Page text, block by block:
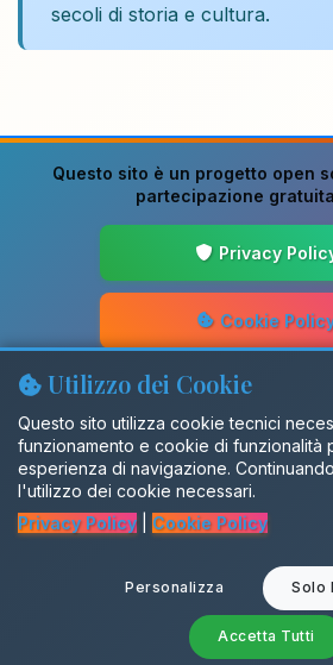
Adesso un utente sta visitando🗣️
Cozza mascialora...
secoli di storia e cultura.
Questo sito è un progetto open
partecipazione
Privacy
Cookie
Guida alla
Gruppo
SalentiX
© 2026 Dialettando. Tutti i
Utilizzo dei Cookie
Questo sito utilizza cookie tecnici
funzionamento e cookie di funzionalità
esperienza di navigazione.
l'utilizzo dei cookie necessari.
Privacy Policy
Cookie Policy
Personalizza Solo
Accetta Tutti